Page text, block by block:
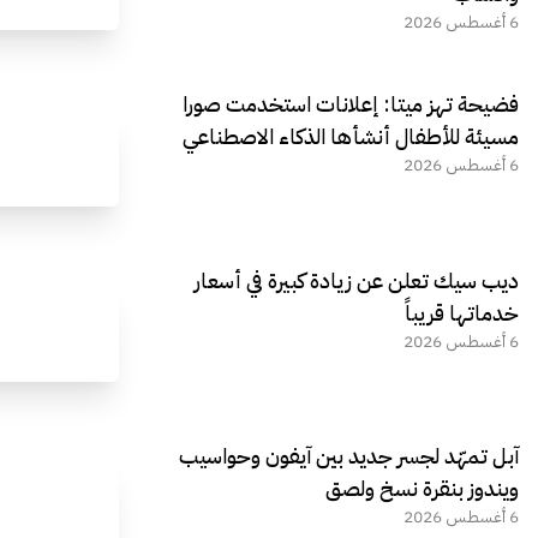
6 أغسطس 2026
فضيحة تهز ميتا: إعلانات استخدمت صورا
مسيئة للأطفال أنشأها الذكاء الاصطناعي
6 أغسطس 2026
ديب سيك تعلن عن زيادة كبيرة في أسعار
خدماتها قريباً
6 أغسطس 2026
آبل تمهّد لجسر جديد بين آيفون وحواسيب
ويندوز بنقرة نسخ ولصق
6 أغسطس 2026